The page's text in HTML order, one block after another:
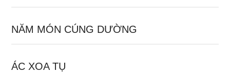
NĂM MÓN CÚNG DƯỜNG
ÁC XOA TỤ